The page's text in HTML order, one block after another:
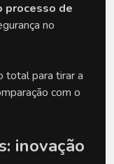
processo de
no
total para tirar a
com o
inovação